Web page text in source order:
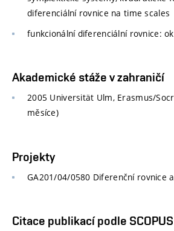
diferenciální rovnice na time scales
funkcionální diferenciální rovnice:
Akademické stáže v zahraničí
2005 Universität Ulm, Erasmus/
měsíce)
Projekty
GA201/04/0580 Diferenční rovnice
Citace publikací podle